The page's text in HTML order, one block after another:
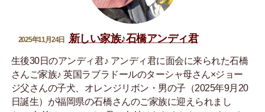
2025年11月24日 新しい家族♪石橋アンディ君
生後30日のアンディ君♪ アンディ君に面会に来られた石橋
さんご家族♪ 英国ラブラドールのターシャ母さん×ジョー
ジ父さんの子犬、オレンジリボン・男の子（2025年9月20
日誕生）が福岡県の石橋さんのご家族に迎えられまし